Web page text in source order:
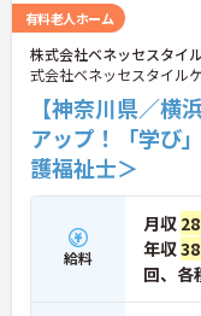
く、プライベートと
に、独自のマネジメ
ど、働きながら着実
も万全に整っていま
させながら、介護福
ップを描いていける
★おすすめPOINT★
【最新のICT設備によ
・睡眠見守りセンサ
スタッフの業務負荷
・夜間の巡視負担や
有料老人ホーム
株式会社ベネッセスタイ
式会社ベネッセスタイル
【神奈川県／横
アップ！「学び
護福祉士＞
給料
月収
年収
回、各